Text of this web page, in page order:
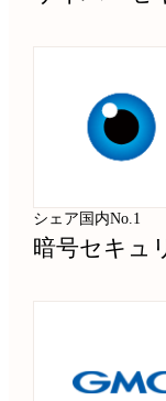
シェア国内No.1
暗号セキュ